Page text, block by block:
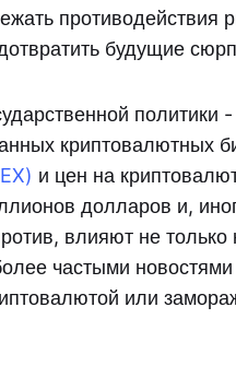
противодействия
будущие
криптовалютных
и цен на
долларов и,
влияют не
частыми
или